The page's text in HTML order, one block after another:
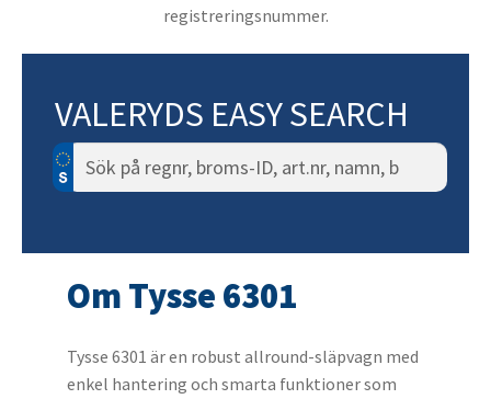
registreringsnummer.
VALERYDS EASY SEARCH
Sök
efter:
Om Tysse 6301
Tysse 6301 är en robust allround-släpvagn med
enkel hantering och smarta funktioner som